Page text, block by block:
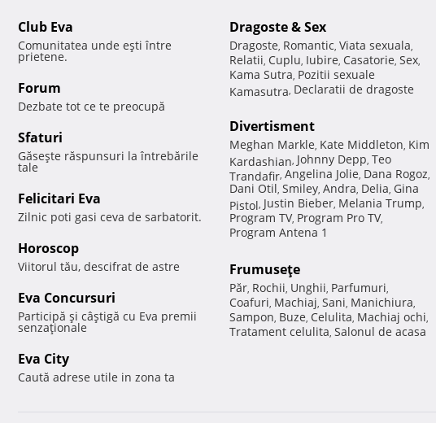
Club Eva
Comunitatea unde eşti între
prietene.
Forum
Dezbate tot ce te preocupă
Sfaturi
Găseşte răspunsuri la întrebările
tale
Felicitari Eva
Zilnic poti gasi ceva de sarbatorit.
Horoscop
Viitorul tău, descifrat de astre
Eva Concursuri
Participă şi câştigă cu Eva premii
senzaţionale
Eva City
Caută adrese utile in zona ta
Dragoste & Sex
Dragoste, Romantic, Viata sexuala,
Relatii, Cuplu, Iubire, Casatorie, Sex,
Kama Sutra, Pozitii sexuale
Kamasutra, Declaratii de dragoste
Divertisment
Meghan Markle, Kate Middleton, Kim
Kardashian, Johnny Depp, Teo
Trandafir, Angelina Jolie, Dana Rogoz,
Dani Otil, Smiley, Andra, Delia, Gina
Pistol, Justin Bieber, Melania Trump,
Program TV, Program Pro TV,
Program Antena 1
Frumuseţe
Păr, Rochii, Unghii, Parfumuri,
Coafuri, Machiaj, Sani, Manichiura,
Sampon, Buze, Celulita, Machiaj ochi,
Tratament celulita, Salonul de acasa